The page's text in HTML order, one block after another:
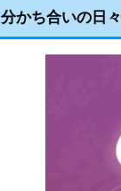
分かち合いの日